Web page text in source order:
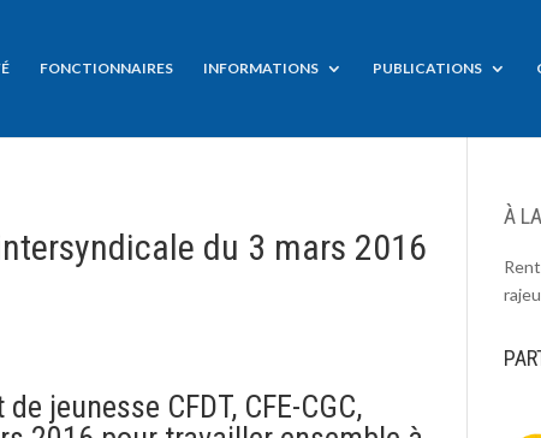
FONCTIONNAIRES INFORMATIONS PUBLICATIONS
du 3 mars 2016
jeunesse CFDT, CFE-CGC,
À